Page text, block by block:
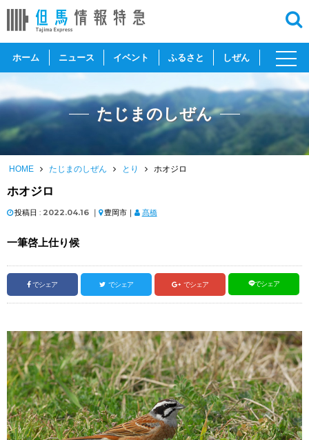
ホーム ニュース イベント ふるさと しぜん
toggle
たじまのしぜん
HOME たじまのしぜん とり ホオジロ
ホオジロ
投稿日 : 2022.04.16 ｜ 豊岡市｜ 髙橋
一筆啓上仕り候
でシェア でシェア でシェア でシェア